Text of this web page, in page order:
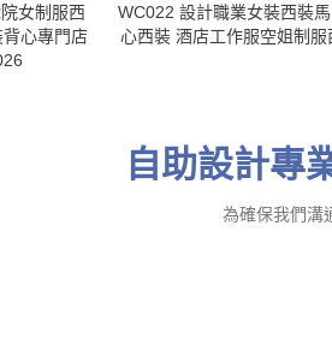
女制服西
心專門店
WC022 設計職業女裝西裝
心西裝 酒店工作服空姐制
自助設計專
為確保我們溝